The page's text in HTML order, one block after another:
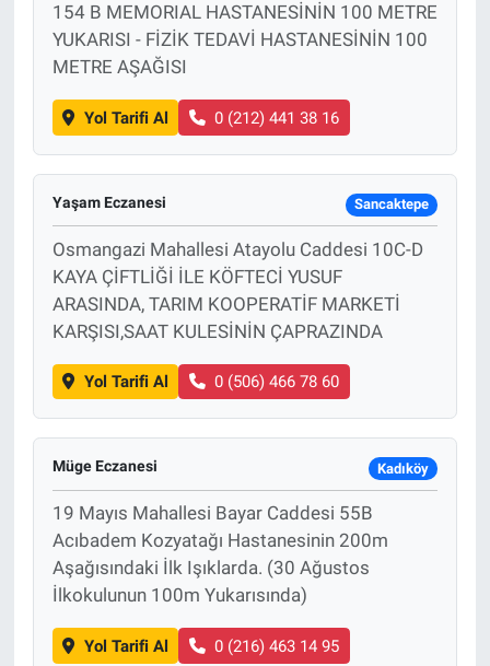
154 B MEMORIAL HASTANESİNİN 100 METRE
YUKARISI - FİZİK TEDAVİ HASTANESİNİN 100
METRE AŞAĞISI
Yol Tarifi Al 0 (212) 441 38 16
Yaşam Eczanesi Sancaktepe
Osmangazi Mahallesi Atayolu Caddesi 10C-D
KAYA ÇİFTLİĞİ İLE KÖFTECİ YUSUF
ARASINDA, TARIM KOOPERATİF MARKETİ
KARŞISI,SAAT KULESİNİN ÇAPRAZINDA
Yol Tarifi Al 0 (506) 466 78 60
Müge Eczanesi Kadıköy
19 Mayıs Mahallesi Bayar Caddesi 55B
Acıbadem Kozyatağı Hastanesinin 200m
Aşağısındaki İlk Işıklarda. (30 Ağustos
İlkokulunun 100m Yukarısında)
Yol Tarifi Al 0 (216) 463 14 95